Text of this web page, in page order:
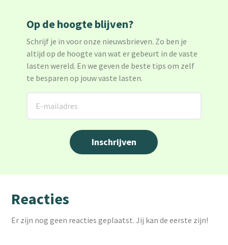
Op de hoogte blijven?
Schrijf je in voor onze nieuwsbrieven. Zo ben je
altijd op de hoogte van wat er gebeurt in de vaste
lasten wereld. En we geven de beste tips om zelf
te besparen op jouw vaste lasten.
Reacties
Er zijn nog geen reacties geplaatst. Jij kan de eerste zijn!